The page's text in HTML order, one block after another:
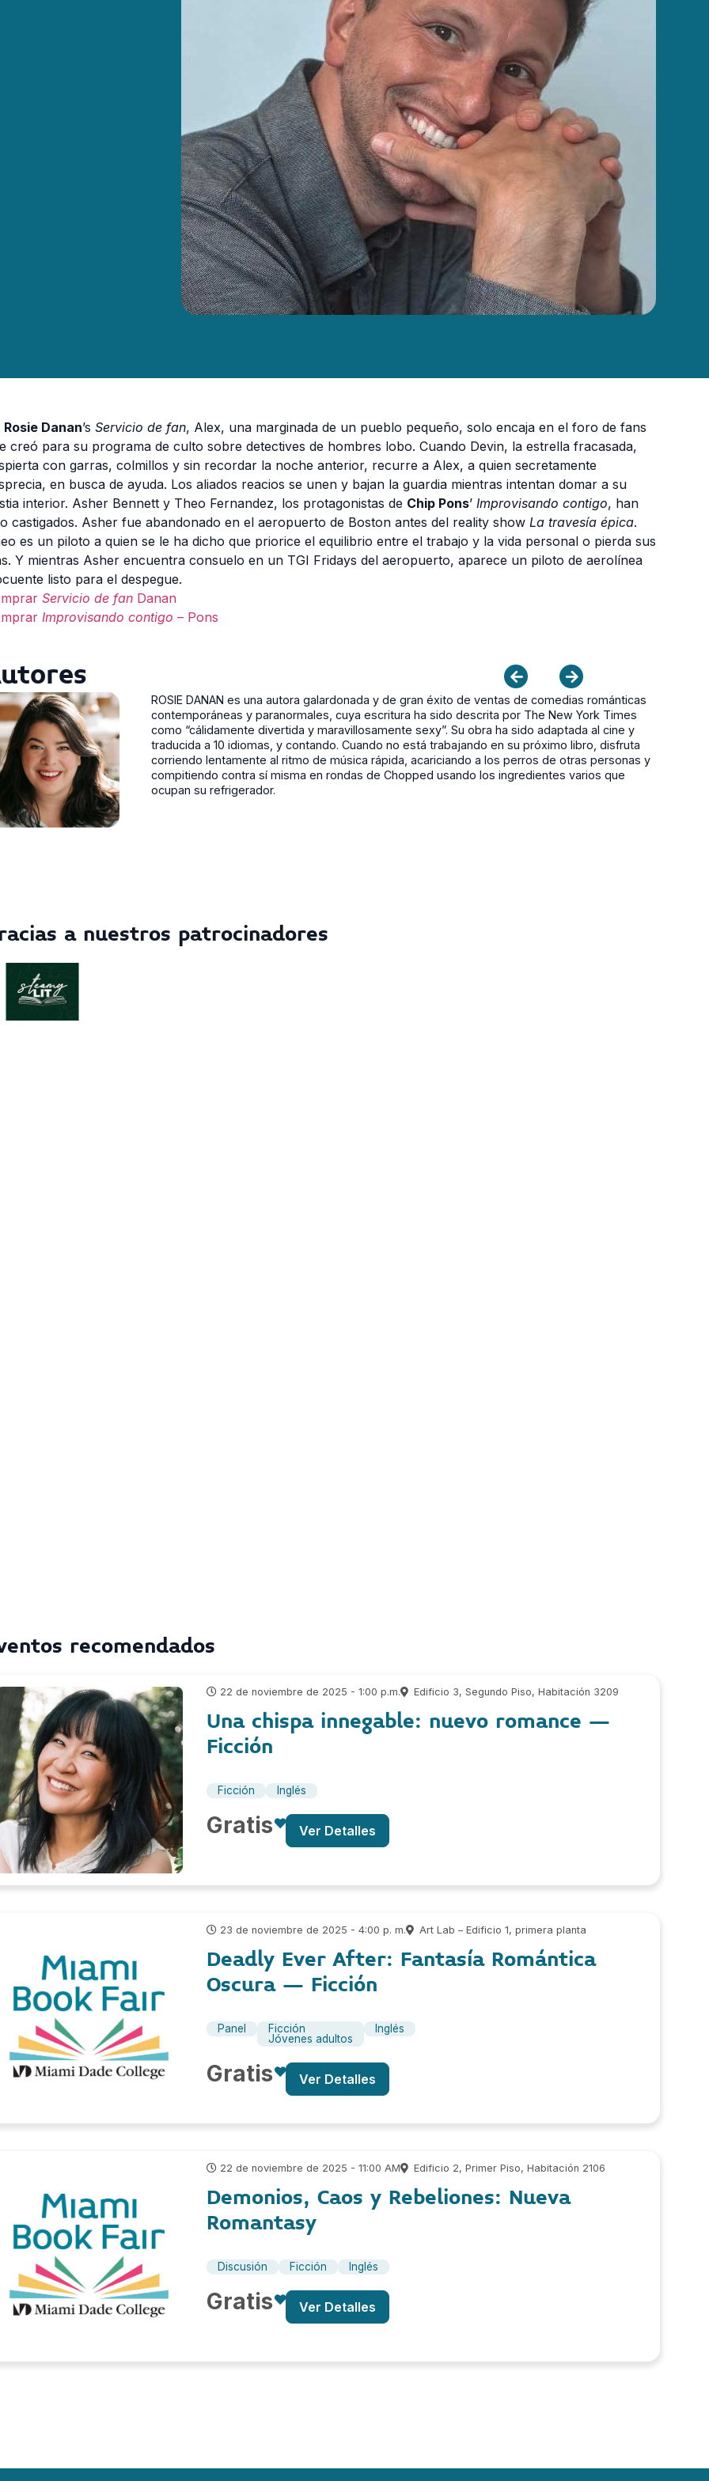
Rosie Danan’s Servicio de fan, Alex, una marginada de un pueblo pequeño, solo encaja en el foro de fans
creó para su programa de culto sobre detectives de hombres lobo. Cuando Devin, la estrella fracasada,
con garras, colmillos y sin recordar la noche anterior, recurre a Alex, a quien secretamente
en busca de ayuda. Los aliados reacios se unen y bajan la guardia mientras intentan domar a su
interior. Asher Bennett y Theo Fernandez, los protagonistas de Chip Pons’ Improvisando contigo, han
castigados. Asher fue abandonado en el aeropuerto de Boston antes del reality show La travesía épica.
es un piloto a quien se le ha dicho que priorice el equilibrio entre el trabajo y la vida personal o pierda sus
Y mientras Asher encuentra consuelo en un TGI Fridays del aeropuerto, aparece un piloto de aerolínea
listo para el despegue.
Servicio de fan Danan
Improvisando contigo – Pons
ROSIE DANAN es una autora galardonada y de gran éxito de ventas de comedias románticas
contemporáneas y paranormales, cuya escritura ha sido descrita por The New York Times
como “cálidamente divertida y maravillosamente sexy”. Su obra ha sido adaptada al cine y
traducida a 10 idiomas, y contando. Cuando no está trabajando en su próximo libro, disfruta
corriendo lentamente al ritmo de música rápida, acariciando a los perros de otras personas y
compitiendo contra sí misma en rondas de Chopped usando los ingredientes varios que
ocupan su refrigerador.
a nuestros patrocinadores
recomendados
22 de noviembre de 2025 - 1:00 p.m. Edificio 3, Segundo Piso, Habitación 3209
Una chispa innegable: nuevo romance –
Ficción
Ficción Inglés
Gratis Ver Detalles
23 de noviembre de 2025 - 4:00 p. m. Art Lab – Edificio 1, primera planta
Deadly Ever After: Fantasía Romántica
Oscura – Ficción
Panel
Ficción
Jóvenes adultos
Inglés
Gratis Ver Detalles
22 de noviembre de 2025 - 11:00 AM Edificio 2, Primer Piso, Habitación 2106
Demonios, Caos y Rebeliones: Nueva
Romantasy
Discusión Ficción Inglés
Gratis Ver Detalles